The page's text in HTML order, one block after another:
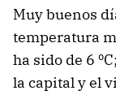
Muy buenos
temperatura
ha sido de 6
la capital y el